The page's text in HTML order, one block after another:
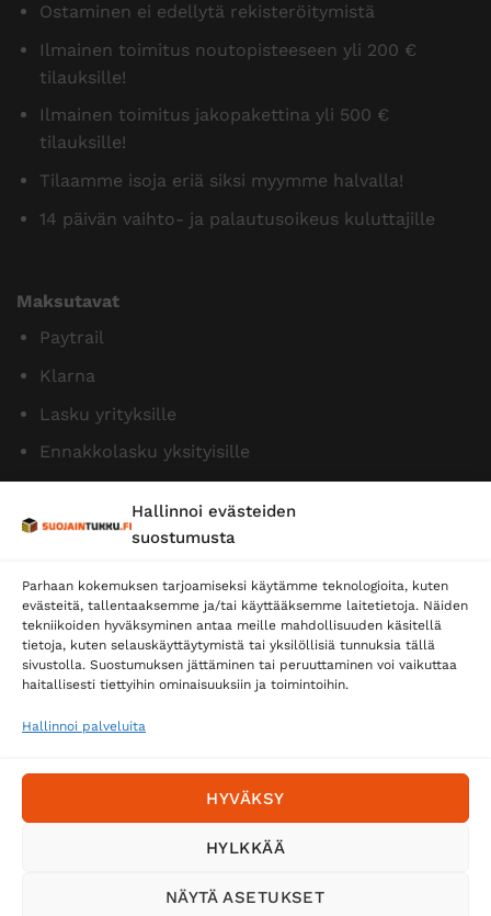
Hallinnoi evästeiden
suostumusta
Parhaan kokemuksen tarjoamiseksi käytämme teknologioita, kuten
evästeitä, tallentaaksemme ja/tai käyttääksemme laitetietoja. Näiden
tekniikoiden hyväksyminen antaa meille mahdollisuuden käsitellä
tietoja, kuten selauskäyttäytymistä tai yksilöllisiä tunnuksia tällä
sivustolla. Suostumuksen jättäminen tai peruuttaminen voi vaikuttaa
haitallisesti tiettyihin ominaisuuksiin ja toimintoihin.
Hallinnoi palveluita
HYVÄKSY
HYLKKÄÄ
NÄYTÄ ASETUKSET
Ostaminen ei edellytä rekisteröitymistä
Ilmainen toimitus noutopisteeseen yli 200 €
tilauksille!
Ilmainen toimitus jakopakettina yli 500 €
tilauksille!
Tilaamme isoja eriä siksi myymme halvalla!
14 päivän vaihto- ja palautusoikeus kuluttajille
Maksutavat
Paytrail
Klarna
Lasku yrityksille
Ennakkolasku yksityisille
Toimitustavat
Posti
Matkahuolto
Tilaa uutiskirje ja saat erikoisalennuksia